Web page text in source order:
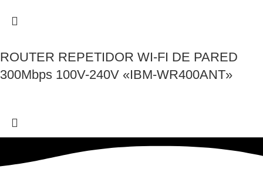
ROUTER REPETIDOR WI-FI DE PARED
300Mbps 100V-240V «IBM-WR400ANT»